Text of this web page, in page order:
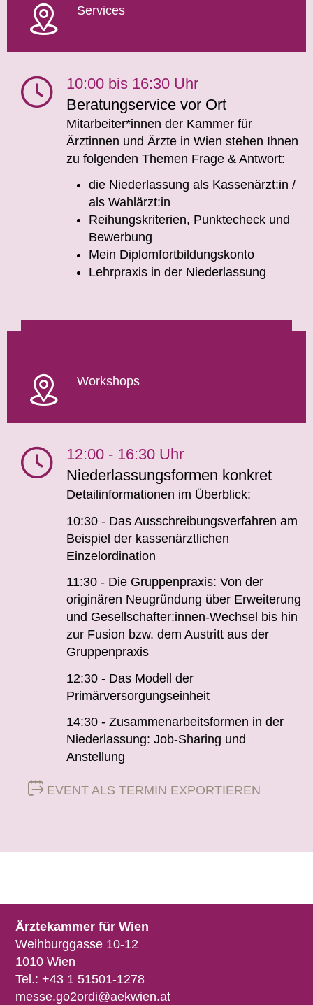
Services
10:00 bis 16:30 Uhr
Beratungservice vor Ort
Mitarbeiter*innen der Kammer für
Ärztinnen und Ärzte in Wien stehen Ihnen
zu folgenden Themen Frage & Antwort:
die Niederlassung als Kassenärzt:in /
als Wahlärzt:in
Reihungskriterien, Punktecheck und
Bewerbung
Mein Diplomfortbildungskonto
Lehrpraxis in der Niederlassung
Workshops
12:00 - 16:30 Uhr
Niederlassungsformen konkret
Detailinformationen im Überblick:
10:30 - Das Ausschreibungsverfahren am
Beispiel der kassenärztlichen
Einzelordination
11:30 - Die Gruppenpraxis: Von der
originären Neugründung über Erweiterung
und Gesellschafter:innen-Wechsel bis hin
zur Fusion bzw. dem Austritt aus der
Gruppenpraxis
12:30 - Das Modell der
Primärversorgungseinheit
14:30 - Zusammenarbeitsformen in der
Niederlassung: Job-Sharing und
Anstellung
EVENT ALS TERMIN EXPORTIEREN
Ärztekammer für Wien
Weihburggasse 10-12
1010 Wien
Tel.: +43 1 51501-1278
messe.go2ordi@aekwien.at